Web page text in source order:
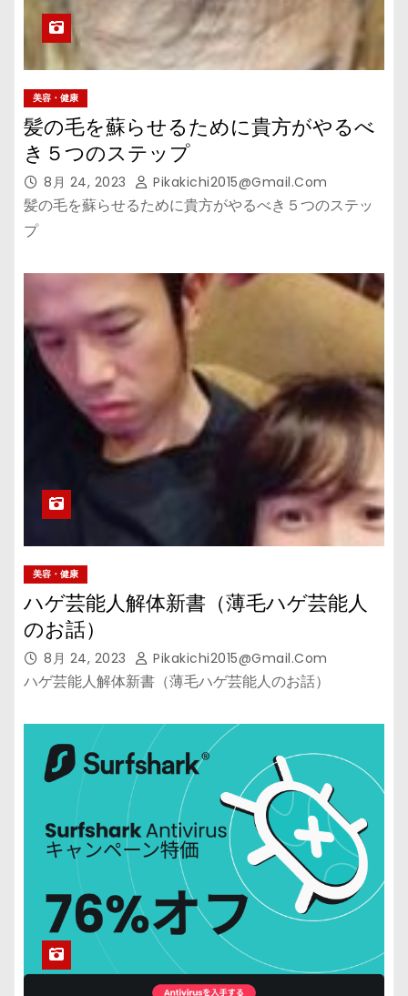
美容・健康
髪の毛を蘇らせるために貴方がやるべ
き５つのステップ
8月 24, 2023 Pikakichi2015@gmail.com
髪の毛を蘇らせるために貴方がやるべき５つのステッ
プ
美容・健康
ハゲ芸能人解体新書（薄毛ハゲ芸能人
のお話）
8月 24, 2023 Pikakichi2015@gmail.com
ハゲ芸能人解体新書（薄毛ハゲ芸能人のお話）